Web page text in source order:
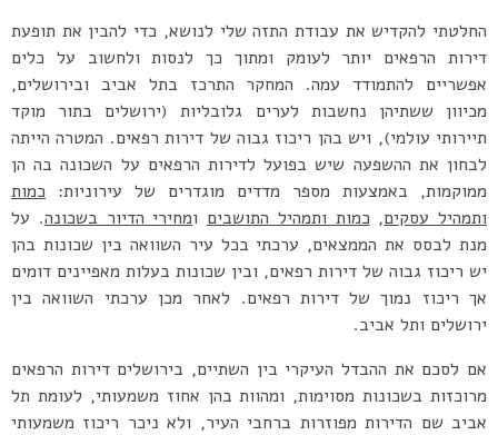
החלטתי להקדיש את עבודת התזה שלי לנושא, כדי להבין את תופעת
דירות הרפאים יותר לעומק ומתוך כך לנסות ולחשוב על כלים
אפשריים להתמודד עמה. המחקר התרכז בתל אביב ובירושלים,
מכיוון ששתיהן נחשבות לערים גלובליות (ירושלים בתור מוקד
תיירותי עולמי), ויש בהן ריכוז גבוה של דירות רפאים. המטרה הייתה
לבחון את ההשפעה שיש בפועל לדירות הרפאים על השכונה בה הן
ממוקמות, באמצעות מספר מדדים מוגדרים של עירוניות: כמות
ותמהיל עסקים, כמות ותמהיל התושבים ומחירי הדיור בשכונה. על
מנת לבסס את הממצאים, ערכתי בכל עיר השוואה בין שכונות בהן
יש ריכוז גבוה של דירות רפאים, ובין שכונות בעלות מאפיינים דומים
אך ריכוז נמוך של דירות רפאים. לאחר מכן ערכתי השוואה בין
ירושלים ותל אביב.
אם לסכם את ההבדל העיקרי בין השתיים, בירושלים דירות הרפאים
מרוכזות בשכונות מסוימות, ומהוות בהן אחוז משמעותי, לעומת תל
אביב שם הדירות מפוזרות ברחבי העיר, ולא ניכר ריכוז משמעותי